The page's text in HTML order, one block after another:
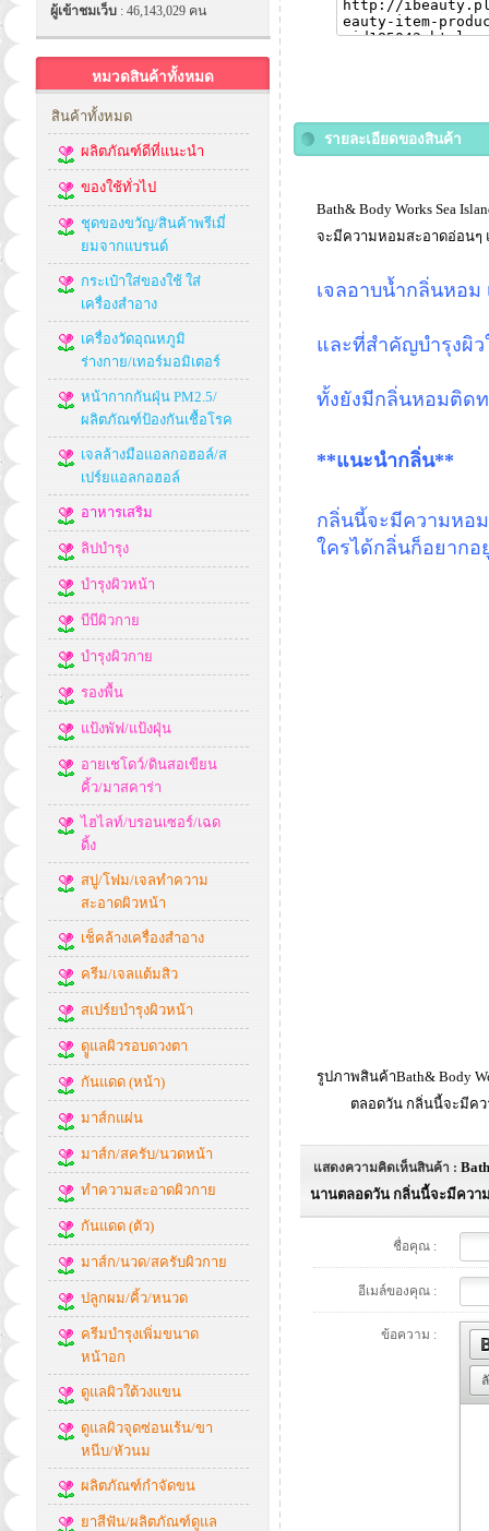
ผู้เข้าชมเว็บ : 46,143,029 คน
หมวดสินค้าทั้งหมด
สินค้าทั้งหมด
ผลิตภัณฑ์ดีที่แนะนำ
ของใช้ทั่วไป
ชุดของขวัญ/สินค้าพรีเมี่
ยมจากแบรนด์
กระเป๋าใส่ของใช้ ใส่
เครื่องสำอาง
เครื่องวัดอุณหภูมิ
ร่างกาย/เทอร์มอมิเตอร์
หน้ากากกันฝุ่น PM2.5/
ผลิตภัณฑ์ป้องกันเชื้อโรค
เจลล้างมือแอลกอฮอล์/ส
เปร์ยแอลกอฮอล์
อาหารเสริม
ลิปบำรุง
บำรุงผิวหน้า
บีบีผิวกาย
บำรุงผิวกาย
รองพื้น
แป้งพัฟ/แป้งฝุ่น
อายเชโดว์/ดินสอเขียน
คิ้ว/มาสคาร่า
ไฮไลท์/บรอนเซอร์/เฉด
ดิ้ง
สบู่/โฟม/เจลทำความ
สะอาดผิวหน้า
เช็คล้างเครื่องสำอาง
ครีม/เจลแต้มสิว
สเปร์ยบำรุงผิวหน้า
ดููแลผิวรอบดวงตา
กันแดด (หน้า)
มาส์กแผ่น
มาส์ก/สครับ/นวดหน้า
ทำความสะอาดผิวกาย
กันแดด (ตัว)
มาส์ก/นวด/สครับผิวกาย
ปลูกผม/คิ้ว/หนวด
ครีมบำรุงเพิ่มขนาด
หน้าอก
ดูแลผิวใต้วงแขน
ดูแลผิวจุดซ่อนเร้น/ขา
หนีบ/หัวนม
ผลิตภัณฑ์กำจัดขน
ยาสีฟัน/ผลิตภัณฑ์ดูแล
รายละเอียดของสินค้า
Bath& Body Works Sea
จะมีความหอมสะอาดอ่อนๆ
เจลอาบน้ำกลิ่นหอม
และที่สำคัญบำรุงผิ
ทั้งยังมีกลิ่นหอมติด
**แนะนำกลิ่น**
กลิ่นนี้จะมีความหอ
ใครได้กลิ่นก็อยากอ
รูปภาพสินค้าBath& Body
ตลอดวัน กลิ่นนี้จะมีคว
แสดงความคิดเห็นสินค้า :
นานตลอดวัน กลิ่นนี้จะมีควา
ชื่อคุณ :
อีเมล์ของคุณ :
ข้อความ :